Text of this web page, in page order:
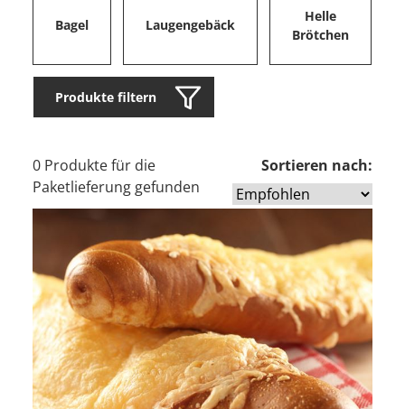
Bagel Laugengebäck
Helle
Brötchen
Produkte filtern
0 Produkte für die
Paketlieferung gefunden
Sortieren nach: